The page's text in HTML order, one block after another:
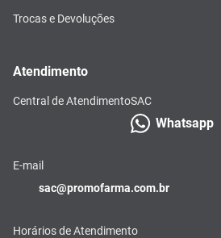
Trocas e Devoluções
Atendimento
Central de AtendimentoSAC
Whatsapp
E-mail
sac@promofarma.com.br
Horários de Atendimento